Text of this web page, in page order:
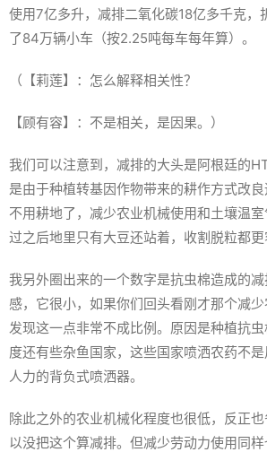
使用7亿多升，减排二氧化碳18亿多千克，
了84万辆小车（按2.25吨每车每年算）。
（【莉莲】：怎么解释相关性？
【顾有容】：不是相关，是因果。）
我们可以注意到，减排的大头是阿根廷的
是由于种植转基因作物带来的耕作方式改良
不用耕地了，减少农业机械使用和土壤温
过之后地里只有大豆还站着，收割脱粒都更
我另外圈出来的一个数字是抗虫棉造成的
感，它很小，如果你们回头看刚才那个减
发现这一点非常不成比例。原因是种植抗
度还有些杂鱼国家，这些国家喷洒农药不
人力的背负式喷洒器。
除此之外的农业机械化程度也很低，反正
以没把这个算减排。但减少劳动力使用同